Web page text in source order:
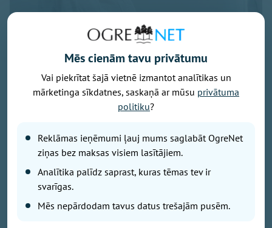
Foto: pexels.com
Latvijā turpina pieaugt māšu vidējais vecums bērna
pārvaldes (CSP) dati.
2025. gadā tas sasniedza 30,6 gadus, salīdzinot ar
30,4 gadiem gadu iepriekš un 28,6 gadiem 2010.
gadā.
Mēs cienām tavu privātumu
Vai piekrītat šajā vietnē izmantot analītikas un
mārketinga sīkdatnes, saskaņā ar mūsu privātuma
politiku?
Reklāmas ieņēmumi ļauj mums saglabāt OgreNet
ziņas bez maksas visiem lasītājiem.
Analītika palīdz saprast, kuras tēmas tev ir
svarīgas.
Mēs nepārdodam tavus datus trešajām pusēm.